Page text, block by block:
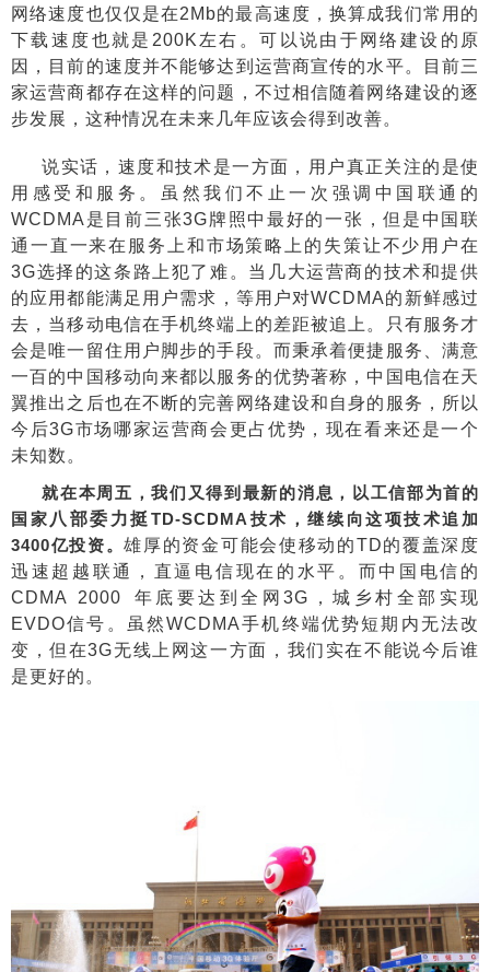
网络速度也仅仅是在2Mb的最高速度，换算成我们常用的
下载速度也就是 200K 左右。可以说由于网络建设的原
因，目前的速度并不能够达到运营商宣传的水平。目前三
家运营商都存在这样的问题，不过相信随着网络建设的逐
步发展，这种情况在未来几年应该会得到改善。
说实话，速度和技术是一方面，用户真正关注的是使
用感受和服务。虽然我们不止一次强调中国联通的
WCDMA 是目前三张3G牌照中最好的一张，但是中国联
通一直一来在服务上和市场策略上的失策让不少用户在
3G选择的这条路上犯了难。当几大运营商的技术和提供
的应用都能满足用户需求，等用户对WCDMA的新鲜感过
去，当移动电信在手机终端上的差距被追上。只有服务才
会是唯一留住用户脚步的手段。而秉承着便捷服务、满意
一百的中国移动向来都以服务的优势著称，中国电信在天
翼推出之后也在不断的完善网络建设和自身的服务，所以
今后3G市场哪家运营商会更占优势，现在看来还是一个
未知数。
就在本周五，我们又得到最新的消息，以工信部为首的
国家 八部委力挺TD-SCDMA 技术，继续向这项技术追加
3400亿投资。雄厚的资金可能会使移动 的TD的覆盖深度
迅速超越联通，直逼电信现在的水平。而中国电信的
CDMA 2000
年底要达到全网 3G ，城乡村全部实现
EVDO信号。虽然WCDMA手机终端优势短期内无法改
变，但在3G无线上网这一方面，我们实在不能说今后谁
是更好的。